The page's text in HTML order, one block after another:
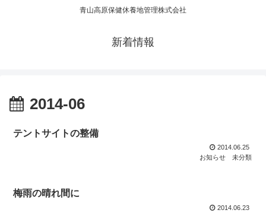
青山高原保健休養地管理株式会社
新着情報
2014-06
テントサイトの整備
2014.06.25
お知らせ
未分類
梅雨の晴れ間に
2014.06.23